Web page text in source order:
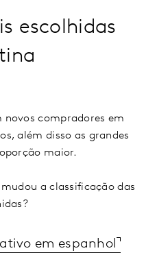
escolhidas
compradores em
além disso as grandes
maior.
a classificação das
em espanhol